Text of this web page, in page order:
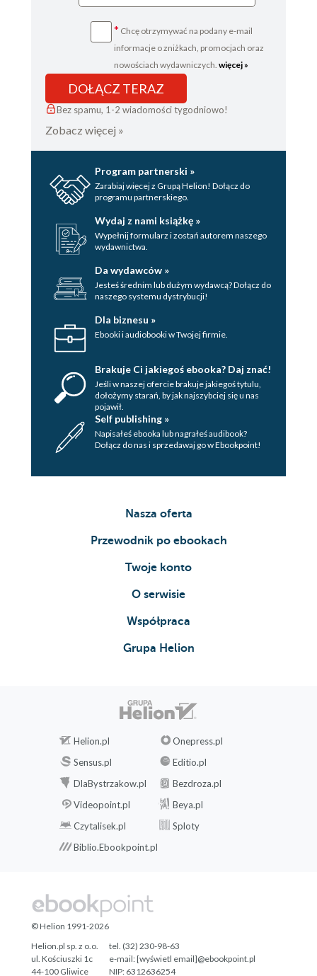
* Chcę otrzymywać na podany e-mail
informacje o zniżkach, promocjach oraz
nowościach wydawniczych. więcej »
DOŁĄCZ TERAZ
Bez spamu, 1-2 wiadomości tygodniowo!
Zobacz więcej »
Program partnerski »
Zarabiaj więcej z Grupą Helion! Dołącz do
programu partnerskiego.
Wydaj z nami książkę »
Wypełnij formularz i zostań autorem naszego
wydawnictwa.
Da wydawców »
Jesteś średnim lub dużym wydawcą? Dołącz do
naszego systemu dystrybucji!
Dla biznesu »
Ebooki i audiobooki w Twojej firmie.
Brakuje Ci jakiegoś ebooka? Daj znać!
Jeśli w naszej ofercie brakuje jakiegoś tytulu,
dołożymy starań, by jak najszybciej się u nas
pojawił.
Self publishing »
Napisałeś ebooka lub nagrałeś audibook?
Dołącz do nas i sprzedawaj go w Ebookpoint!
Nasza oferta
Przewodnik po ebookach
Twoje konto
O serwisie
Współpraca
Grupa Helion
Helion.pl
Onepress.pl
Sensus.pl
Editio.pl
DlaBystrzakow.pl
Bezdroza.pl
Videopoint.pl
Beya.pl
Czytalisek.pl
Sploty
Biblio.Ebookpoint.pl
© Helion 1991-2026
Helion.pl sp. z o.o.
ul. Kościuszki 1c
44-100 Gliwice
tel. (32) 230-98-63
e-mail:[wyświetl email]@ebookpoint.pl
NIP: 6312636254